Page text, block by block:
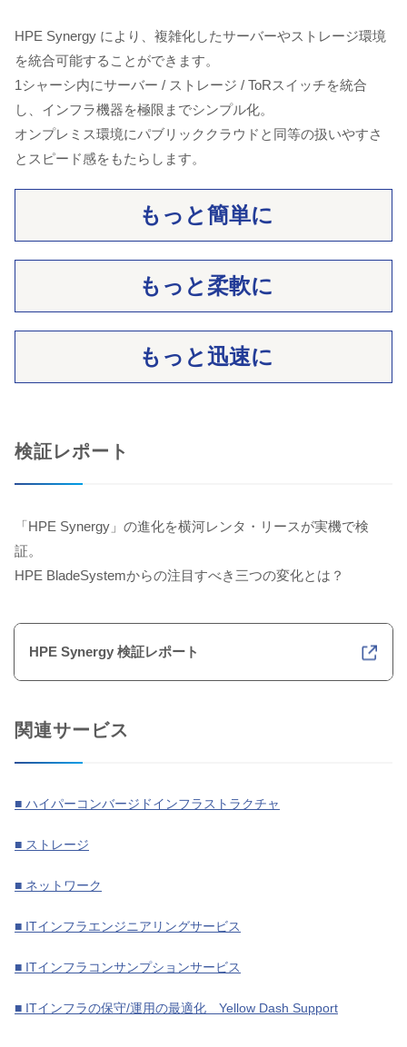
HPE Synergy により、複雑化したサーバーやストレージ環境
を統合可能することができます。
1シャーシ内にサーバー / ストレージ / ToRスイッチを統合
し、インフラ機器を極限までシンプル化。
オンプレミス環境にパブリッククラウドと同等の扱いやすさ
とスピード感をもたらします。
もっと簡単に
もっと柔軟に
もっと迅速に
検証レポート
「HPE Synergy」の進化を横河レンタ・リースが実機で検
証。
HPE BladeSystemからの注目すべき三つの変化とは？
HPE Synergy 検証レポート
関連サービス
■ ハイパーコンバージドインフラストラクチャ
■ ストレージ
■ ネットワーク
■ ITインフラエンジニアリングサービス
■ ITインフラコンサンプションサービス
■ ITインフラの保守/運用の最適化 Yellow Dash Support